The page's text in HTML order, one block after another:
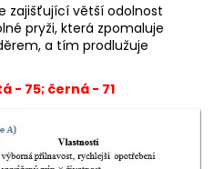
zajišťující větší odolnost
pryži, která zpomaluje
a tím prodlužuje
- 75; černá - 71